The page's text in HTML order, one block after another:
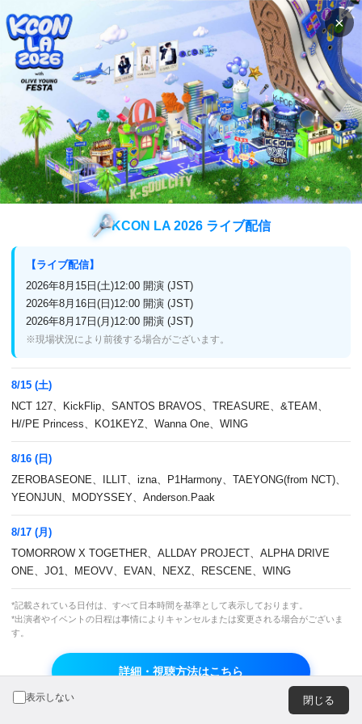
検索 視聴方法
検索 Boomの検索結果
Boom 検索結果
企業情報
プライバシーポリシー
JASRAC 許諾番号
9013278002Y45037
X000470B01L
© CJ ENM Japan Inc. All Rights Reserved.
よりよいエクスペリエンスを提供するため、当ウェブサイト
Cookie の使用を承諾したものとみなされます。詳細につい
てはプライバシーポリシーをご覧ください。
OK
×
KCON LA 2026 ライブ配信
【ライブ配信】
2026年8月15日(土)12:00 開演 (JST)
2026年8月16日(日)12:00 開演 (JST)
2026年8月17日(月)12:00 開演 (JST)
※現場状況により前後する場合がございます。
8/15 (土)
NCT 127、KickFlip、SANTOS BRAVOS、TREASURE、&TEAM、
H//PE Princess、KO1KEYZ、Wanna One、WING
8/16 (日)
ZEROBASEONE、ILLIT、izna、P1Harmony、TAEYONG(from NCT)、
YEONJUN、MODYSSEY、Anderson.Paak
8/17 (月)
TOMORROW X TOGETHER、ALLDAY PROJECT、ALPHA DRIVE
ONE、JO1、MEOVV、EVAN、NEXZ、RESCENE、WING
*記載されている日付は、すべて日本時間を基準として表示しております。
*出演者やイベントの日程は事情によりキャンセルまたは変更される場合がございま
す。
詳細・視聴方法はこちら
表示しない 閉じる